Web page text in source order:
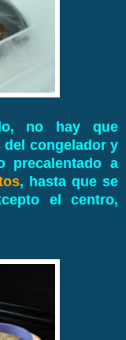
no hay que
del congelador y
precalentado a
, hasta que se
el centro,